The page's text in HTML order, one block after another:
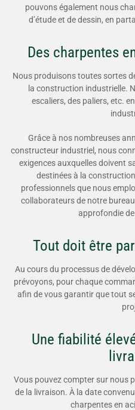
pouvons également nous
d’étude et de dessin, en
Des charpentes
Nous produisons toutes sortes
la construction industrielle.
escaliers, des paliers, etc.
Grâce à nos nombreuses
constructeur industriel, nous
exigences auxquelles doivent
destinées à la
professionnels que nous
collaborateurs de notre
approfondie de
Tout doit être
Au cours du processus de
prévoyons, pour chaque
afin de vous garantir que tout
Une fiabilité
Vous pouvez compter sur nous
de la livraison. À la date
charpentes en